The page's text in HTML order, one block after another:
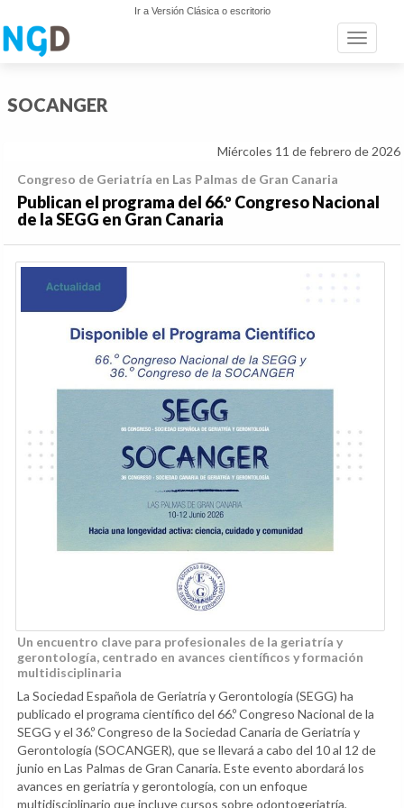
Ir a Versión Clásica o escritorio
Toggle
SOCANGER
Miércoles 11 de febrero de 2026
Congreso de Geriatría en Las Palmas de Gran Canaria
Publican el programa del 66.º Congreso Nacional
de la SEGG en Gran Canaria
Un encuentro clave para profesionales de la geriatría y
gerontología, centrado en avances científicos y formación
multidisciplinaria
La Sociedad Española de Geriatría y Gerontología (SEGG) ha
publicado el programa científico del 66.º Congreso Nacional de la
SEGG y el 36.º Congreso de la Sociedad Canaria de Geriatría y
Gerontología (SOCANGER), que se llevará a cabo del 10 al 12 de
junio en Las Palmas de Gran Canaria. Este evento abordará los
avances en geriatría y gerontología, con un enfoque
multidisciplinario que incluye cursos sobre odontogeriatría,